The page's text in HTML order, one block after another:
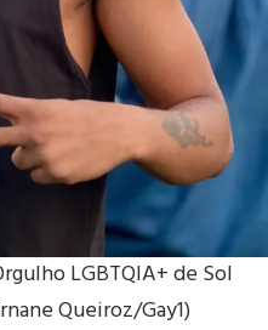
LGBTQIA+ de Sol
Queiroz/Gay1)